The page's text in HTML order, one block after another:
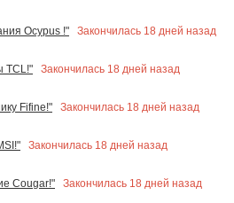
Ocypus !"
Закончилась 18 дней назад
TCL!"
Закончилась 18 дней назад
Fifine!"
Закончилась 18 дней назад
Закончилась 18 дней назад
Cougar!"
Закончилась 18 дней назад